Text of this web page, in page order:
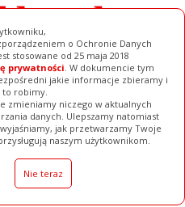
o Ochronie Danych
stosowane od 25 maja 2018
prywatności. W dokumencie tym
jakie informacje zbieramy i
to robimy.
zmieniamy niczego w aktualnych
danych. Ulepszamy natomiast
jak przetwarzamy Twoje
naszym użytkownikom.
Nie teraz
Baza Firm
Pełna Wersja